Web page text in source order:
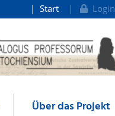
Start Login
Über das Projekt